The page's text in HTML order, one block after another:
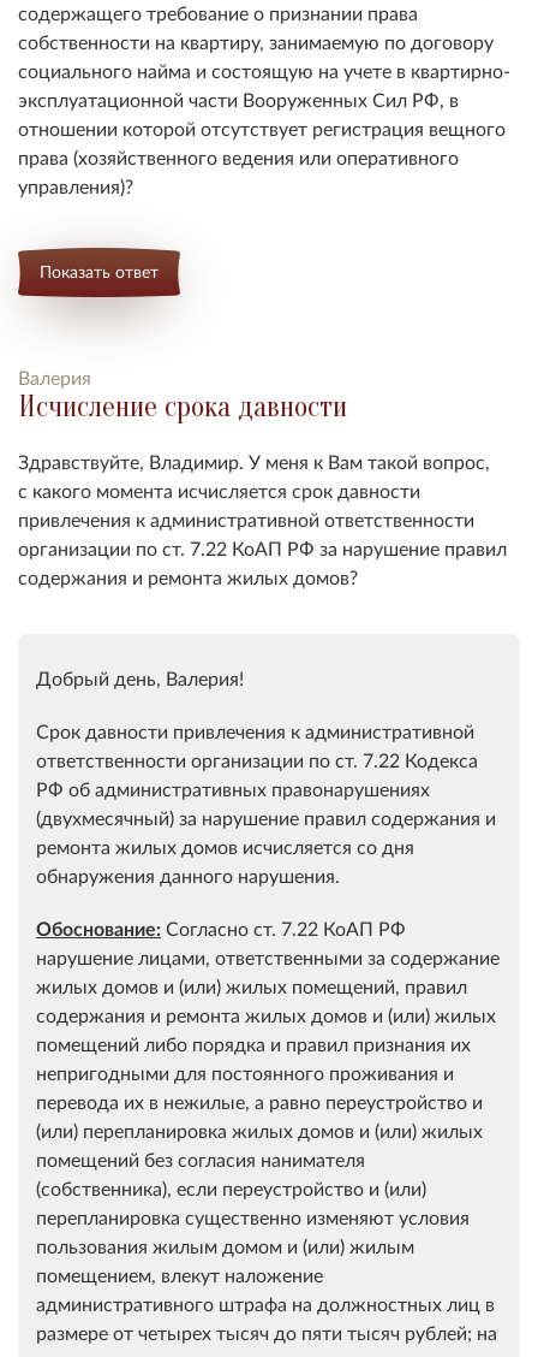
содержащего требование о признании права
собственности на квартиру, занимаемую по договору
социального найма и состоящую на учете в квартирно-
эксплуатационной части Вооруженных Сил РФ, в
отношении которой отсутствует регистрация вещного
права (хозяйственного ведения или оперативного
управления)?
Показать ответ
Валерия
Исчисление срока давности
Здравствуйте, Владимир. У меня к Вам такой вопрос,
с какого момента исчисляется срок давности
привлечения к административной ответственности
организации по ст. 7.22 КоАП РФ за нарушение правил
содержания и ремонта жилых домов?
Добрый день, Валерия!
Срок давности привлечения к административной
ответственности организации по ст. 7.22 Кодекса
РФ об административных правонарушениях
(двухмесячный) за нарушение правил содержания и
ремонта жилых домов исчисляется со дня
обнаружения данного нарушения.
Обоснование: Согласно ст. 7.22 КоАП РФ
нарушение лицами, ответственными за содержание
жилых домов и (или) жилых помещений, правил
содержания и ремонта жилых домов и (или) жилых
помещений либо порядка и правил признания их
непригодными для постоянного проживания и
перевода их в нежилые, а равно переустройство и
(или) перепланировка жилых домов и (или) жилых
помещений без согласия нанимателя
(собственника), если переустройство и (или)
перепланировка существенно изменяют условия
пользования жилым домом и (или) жилым
помещением, влекут наложение
административного штрафа на должностных лиц в
размере от четырех тысяч до пяти тысяч рублей; на